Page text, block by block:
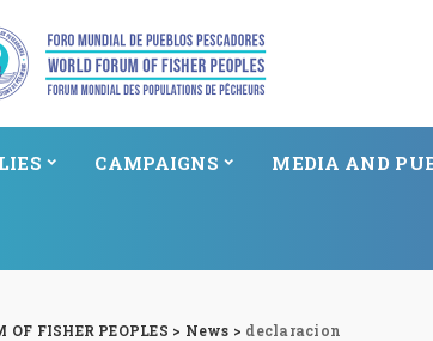
CAMPAIGNS MEDIA AND
OF FISHER PEOPLES > News > declaracion